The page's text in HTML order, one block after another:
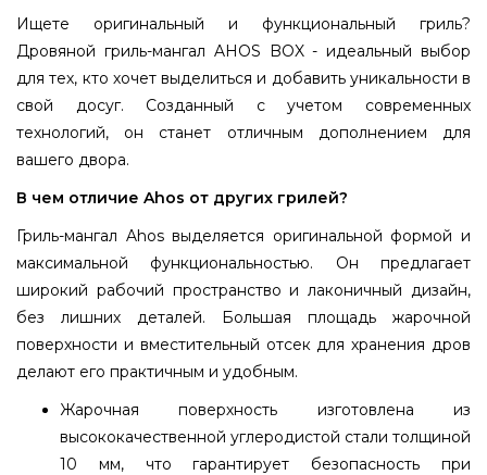
Ищете оригинальный и функциональный гриль?
Дровяной гриль-мангал AHOS BOX - идеальный выбор
для тех, кто хочет выделиться и добавить уникальности в
свой досуг. Созданный с учетом современных
технологий, он станет отличным дополнением для
вашего двора.
В чем отличие Ahos от других грилей?
Гриль-мангал Ahos выделяется оригинальной формой и
максимальной функциональностью. Он предлагает
широкий рабочий пространство и лаконичный дизайн,
без лишних деталей. Большая площадь жарочной
поверхности и вместительный отсек для хранения дров
делают его практичным и удобным.
Жарочная поверхность изготовлена из
высококачественной углеродистой стали толщиной
10 мм, что гарантирует безопасность при